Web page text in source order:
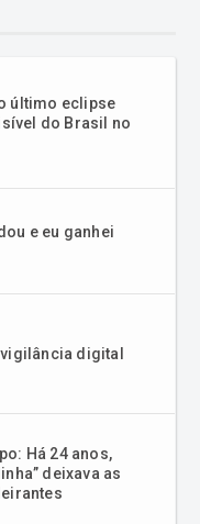
último eclipse
do Brasil no
e eu ganhei
digital
Há 24 anos,
deixava as